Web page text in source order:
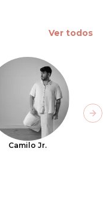
Ver todos
Camilo Jr.